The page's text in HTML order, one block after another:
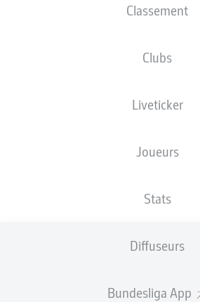
Classement
Clubs
Liveticker
Joueurs
Stats
Diffuseurs
Bundesliga App